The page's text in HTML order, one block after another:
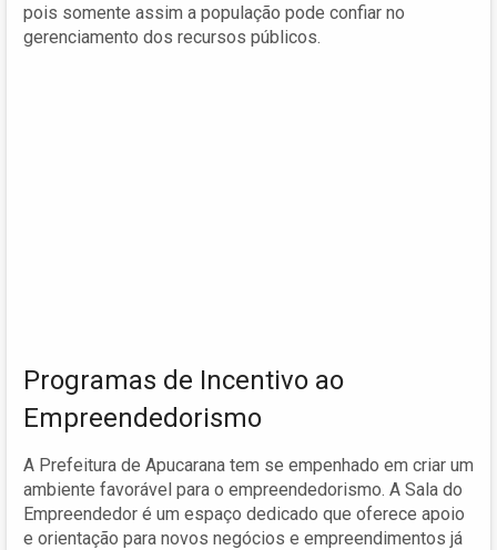
pois somente assim a população pode confiar no
gerenciamento dos recursos públicos.
Programas de Incentivo ao
Empreendedorismo
A Prefeitura de Apucarana tem se empenhado em criar um
ambiente favorável para o empreendedorismo. A Sala do
Empreendedor é um espaço dedicado que oferece apoio
e orientação para novos negócios e empreendimentos já